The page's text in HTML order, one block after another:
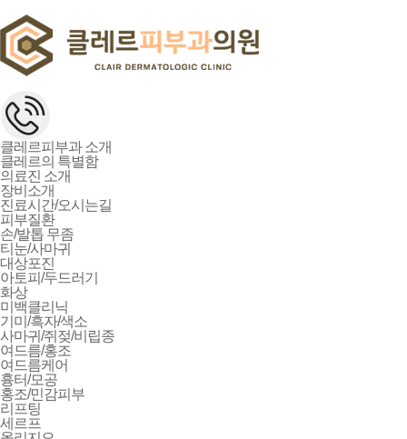
클레르피부과 소개
클레르의 특별함
의료진 소개
장비소개
진료시간/오시는길
피부질환
손/발톱 무좀
티눈/사마귀
대상포진
아토피/두드러기
화상
미백클리닉
기미/흑자/색소
사마귀/쥐젖/비립종
여드름/홍조
여드름케어
흉터/모공
홍조/민감피부
리프팅
세르프